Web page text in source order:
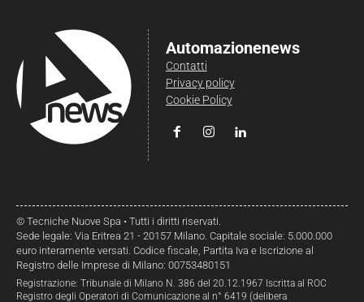
Automazionenews
Contatti
Privacy policy
Cookie Policy
© Tecniche Nuove Spa • Tutti i diritti riservati.
Sede legale: Via Eritrea 21 - 20157 Milano. Capitale sociale: 5.000.000
euro interamente versati. Codice fiscale, Partita Iva e Iscrizione al
Registro delle Imprese di Milano: 00753480151
Registrazione: Tribunale di Milano N. 386 del 20.12.1967 Iscritta al ROC
Registro degli Operatori di Comunicazione al n° 6419 (delibera